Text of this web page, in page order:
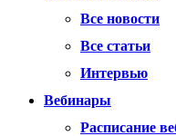
Все новости
Все статьи
Интервью
Вебинары
Расписание